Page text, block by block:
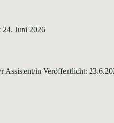
24. Juni 2026
Assistent/in Veröffentlicht: